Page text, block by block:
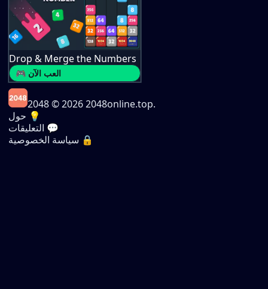
Drop & Merge the Numbers
🎮 العب الآن
2048© 2026 2048online.top.
حول 💡
التعليقات 💬
سياسة الخصوصية 🔒